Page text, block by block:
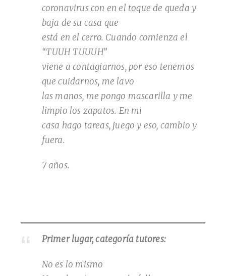
coronavirus con en el toque de queda y
baja de su casa que
está en el cerro. Cuando comienza el
“TUUH TUUUH”
viene a contagiarnos, por eso tenemos
que cuidarnos, me lavo
las manos, me pongo mascarilla y me
limpio los zapatos. En mi
casa hago tareas, juego y eso, cambio y
fuera.
7 años.
Primer lugar, categoría tutores:
No es lo mismo